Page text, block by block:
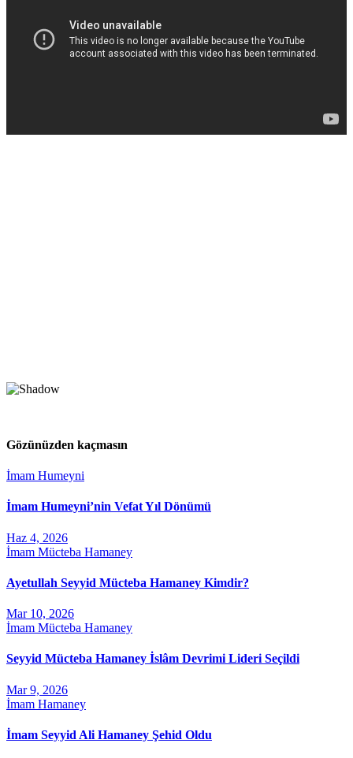
Gözünüzden kaçmasın
İmam Humeyni
İmam Humeyni’nin Vefat Yıl Dönümü
Haz 4, 2026
İmam Mücteba Hamaney
Ayetullah Seyyid Mücteba Hamaney Kimdir?
Mar 10, 2026
İmam Mücteba Hamaney
Seyyid Mücteba Hamaney İslâm Devrimi Lideri Seçildi
Mar 9, 2026
İmam Hamaney
İmam Seyyid Ali Hamaney Şehid Oldu